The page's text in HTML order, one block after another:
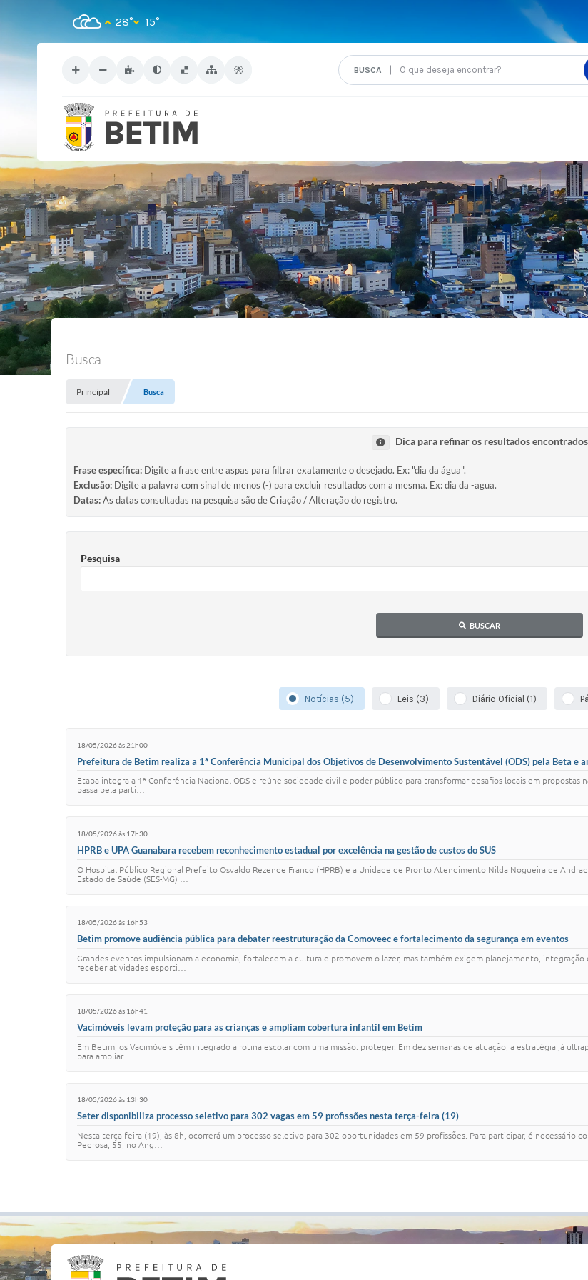
O que deseja encontrar?
28° 15°
Busca
Principal Busca
Dica para refinar os resultados encontrados
Frase específica: Digite a frase entre aspas para filtrar exatamente o desejado. Ex: "dia da água".
Exclusão: Digite a palavra com sinal de menos (-) para excluir resultados com a mesma. Ex: dia da -agua.
Datas:As datas consultadas na pesquisa são de Criação / Alteração do registro.
Pesquisa
BUSCAR
Notícias (5) Leis (3) Diário Oficial (1)
18/05/2026 às 21h00
Prefeitura de Betim realiza a 1ª Conferência Municipal dos Objetivos de Desenvolvimento Sustentável (ODS) pela Beta e
Etapa integra a 1ª Conferência Nacional ODS e reúne sociedade civil e poder público para transformar desafios locais em
passa pela parti…
18/05/2026 às 17h30
HPRB e UPA Guanabara recebem reconhecimento estadual por excelência na gestão de custos do SUS
O Hospital Público Regional Prefeito Osvaldo Rezende Franco (HPRB) e a Unidade de Pronto Atendimento Nilda Nogueira de
Estado de Saúde (SES-MG) …
18/05/2026 às 16h53
Betim promove audiência pública para debater reestruturação da Comoveec e fortalecimento da segurança em eventos
Grandes eventos impulsionam a economia, fortalecem a cultura e promovem o lazer, mas também exigem planejamento,
receber atividades esporti…
18/05/2026 às 16h41
Vacimóveis levam proteção para as crianças e ampliam cobertura infantil em Betim
Em Betim, os Vacimóveis têm integrado a rotina escolar com uma missão: proteger. Em dez semanas de atuação, a estratégia já
para ampliar …
18/05/2026 às 13h30
Seter disponibiliza processo seletivo para 302 vagas em 59 profissões nesta terça-feira (19)
Nesta terça-feira (19), às 8h, ocorrerá um processo seletivo para 302 oportunidades em 59 profissões. Para participar, é necessário
Pedrosa, 55, no Ang…